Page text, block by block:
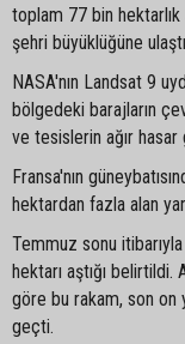
toplam 77 bin hektarlık
şehri büyüklüğüne
NASA'nın Landsat 9
bölgedeki barajların
ve tesislerin ağır
Fransa'nın
hektardan fazla alan
Temmuz sonu
hektarı aştığı belirtildi.
göre bu rakam, son on
geçti.